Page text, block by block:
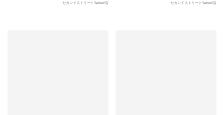
セカンドストリートYahoo!店 セカンドストリートYahoo!店